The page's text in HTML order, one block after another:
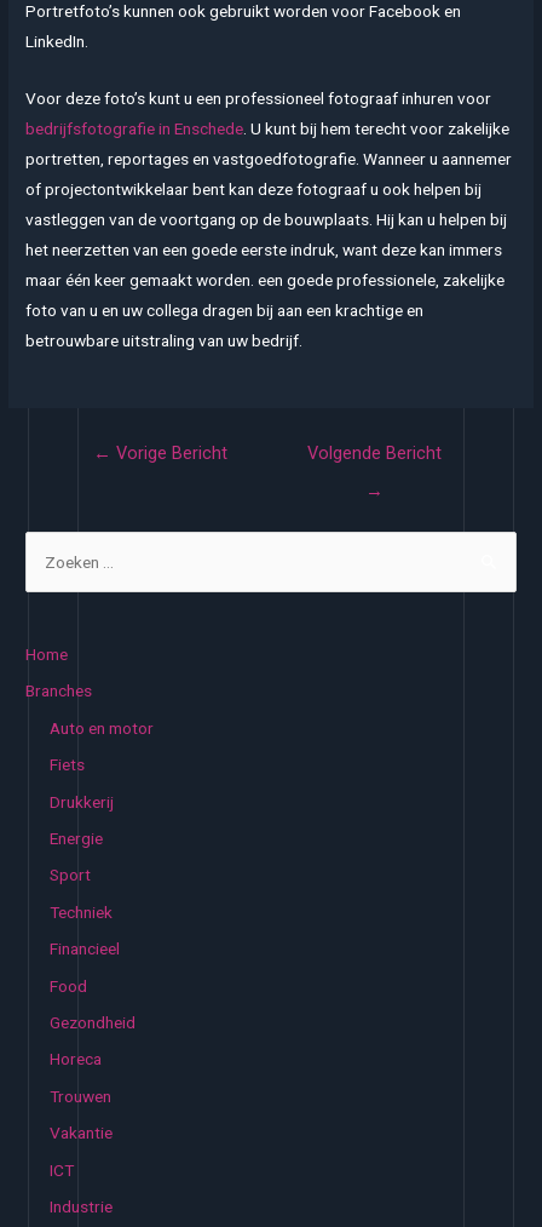
Portretfoto’s kunnen ook gebruikt worden voor Facebook en
LinkedIn.
Voor deze foto’s kunt u een professioneel fotograaf inhuren voor
bedrijfsfotografie in Enschede . U kunt bij hem terecht voor zakelijke
portretten, reportages en vastgoedfotografie. Wanneer u aannemer
of projectontwikkelaar bent kan deze fotograaf u ook helpen bij
vastleggen van de voortgang op de bouwplaats. Hij kan u helpen bij
het neerzetten van een goede eerste indruk, want deze kan immers
maar één keer gemaakt worden. een goede professionele, zakelijke
foto van u en uw collega dragen bij aan een krachtige en
betrouwbare uitstraling van uw bedrijf.
← Vorige Bericht
Volgende Bericht
→
Home
Branches
Auto en motor
Fiets
Drukkerij
Energie
Sport
Techniek
Financieel
Food
Gezondheid
Horeca
Trouwen
Vakantie
ICT
Industrie